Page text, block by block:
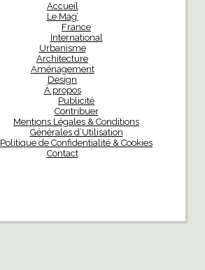
Accueil
Le Mag’
France
International
Urbanisme
Architecture
Aménagement
Design
À propos
Publicité
Contribuer
Mentions Légales & Conditions
Générales d’Utilisation
Politique de Confidentialité & Cookies
Contact